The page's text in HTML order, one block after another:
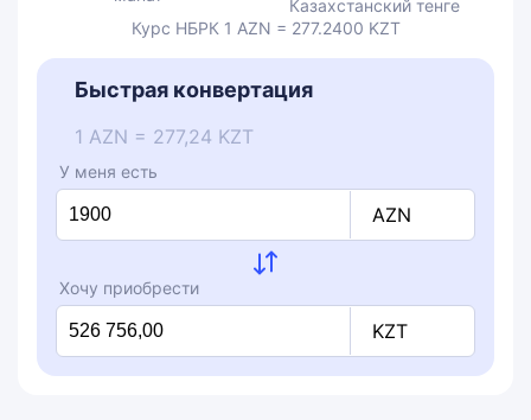
Казахстанский тенге
Курс НБРК 1 AZN = 277.2400 KZT
Быстрая конвертация
1 AZN = 277,24 KZT
У меня есть
AZN
Хочу приобрести
KZT